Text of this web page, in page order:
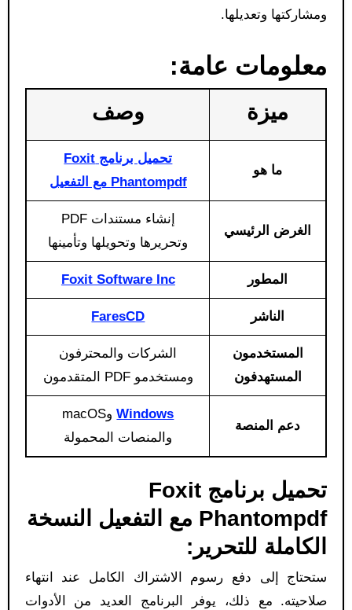
ومشاركتها وتعديلها.
معلومات عامة:
ميزة وصف
ما هو
تحميل برنامج Foxit
Phantompdf مع التفعيل
الغرض الرئيسي
إنشاء مستندات PDF
وتحريرها وتحويلها وتأمينها
المطور Foxit Software Inc
الناشر FaresCD
المستخدمون
المستهدفون
الشركات والمحترفون
ومستخدمو PDF المتقدمون
دعم المنصة
Windows
وmacOS
والمنصات المحمولة
تحميل برنامج Foxit
Phantompdf مع التفعيل النسخة
الكاملة للتحرير:
ستحتاج إلى دفع رسوم الاشتراك الكامل عند انتهاء
صلاحيته. مع ذلك، يوفر البرنامج العديد من الأدوات